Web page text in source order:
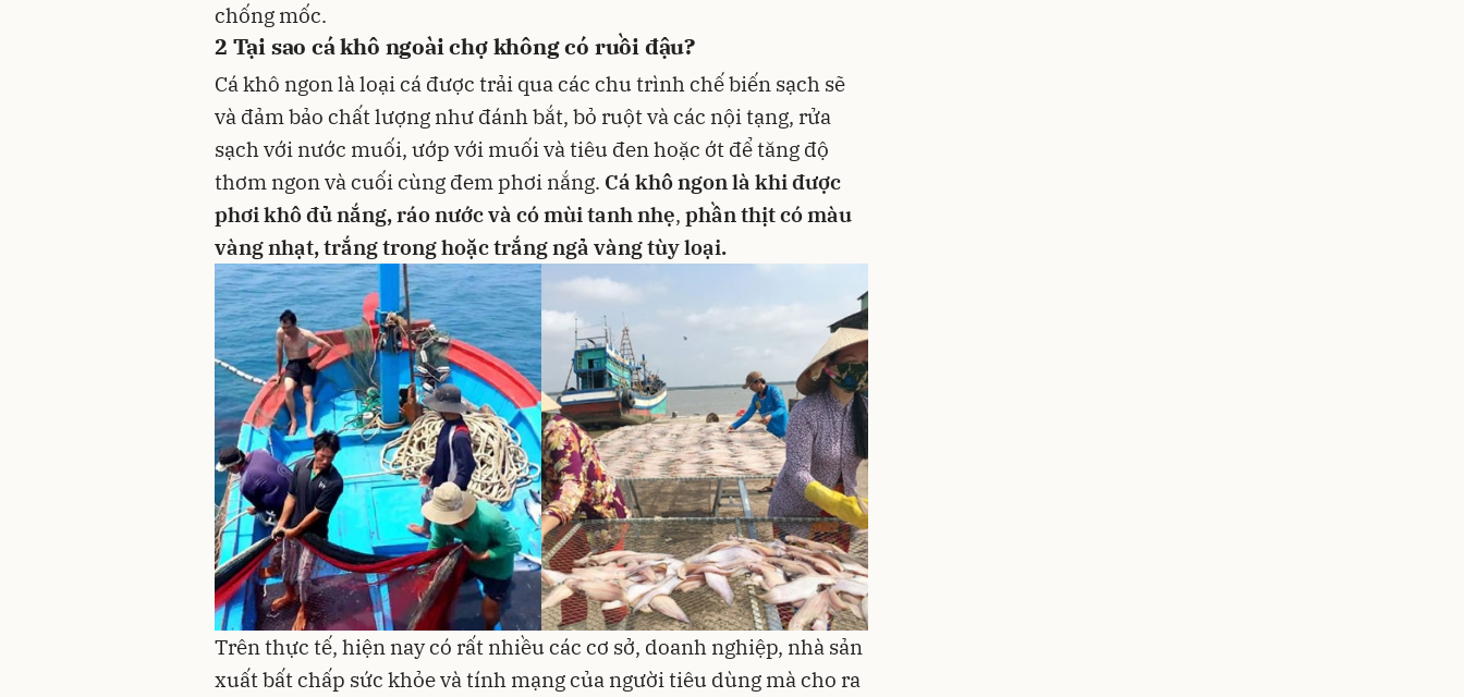
chống mốc.
2 Tại sao cá khô ngoài chợ không có ruồi đậu?
Cá khô ngon là loại cá được trải qua các chu trình chế biến sạch sẽ
và đảm bảo chất lượng như đánh bắt, bỏ ruột và các nội tạng, rửa
sạch với nước muối, ướp với muối và tiêu đen hoặc ớt để tăng độ
thơm ngon và cuối cùng đem phơi nắng. Cá khô ngon là khi được
phơi khô đủ nắng, ráo nước và có mùi tanh nhẹ, phần thịt có màu
vàng nhạt, trắng trong hoặc trắng ngả vàng tùy loại.
Trên thực tế, hiện nay có rất nhiều các cơ sở, doanh nghiệp, nhà sản
xuất bất chấp sức khỏevà tính mạng của người tiêu dùng mà cho ra